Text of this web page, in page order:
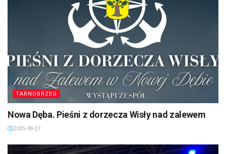
TARNOBRZEG
Nowa Dęba. Pieśni z dorzecza Wisły nad zalewem
2025-09-27